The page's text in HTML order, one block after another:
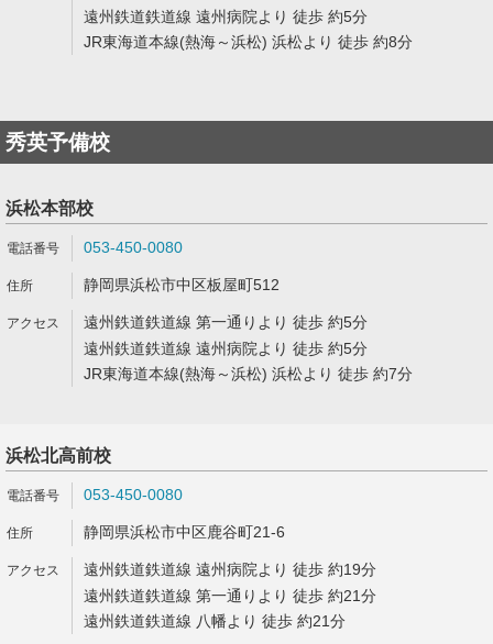
遠州鉄道鉄道線 遠州病院より 徒歩 約5分
JR東海道本線(熱海～浜松) 浜松より 徒歩 約8分
秀英予備校
浜松本部校
053-450-0080
静岡県浜松市中区板屋町512
遠州鉄道鉄道線 第一通りより 徒歩 約5分
遠州鉄道鉄道線 遠州病院より 徒歩 約5分
JR東海道本線(熱海～浜松) 浜松より 徒歩 約7分
浜松北高前校
053-450-0080
静岡県浜松市中区鹿谷町21-6
遠州鉄道鉄道線 遠州病院より 徒歩 約19分
遠州鉄道鉄道線 第一通りより 徒歩 約21分
遠州鉄道鉄道線 八幡より 徒歩 約21分